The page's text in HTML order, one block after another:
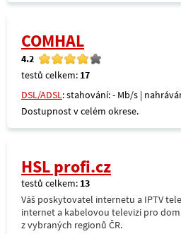
COMHAL
4.2
testů celkem: 17
DSL/ADSL: stahování: - Mb/s |
Dostupnost v celém okrese.
HSL profi.cz
testů celkem: 13
Váš poskytovatel internetu a IPTV
internet a kabelovou televizi pro
z vybraných regionů ČR.